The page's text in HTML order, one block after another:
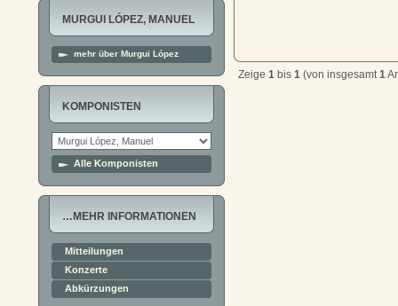
MURGUI LÓPEZ, MANUEL
mehr über Murgui López
KOMPONISTEN
Alle Komponisten
…MEHR INFORMATIONEN
Mitteilungen
Konzerte
Abkürzungen
Zeige 1 bis 1 (von insgesamt1